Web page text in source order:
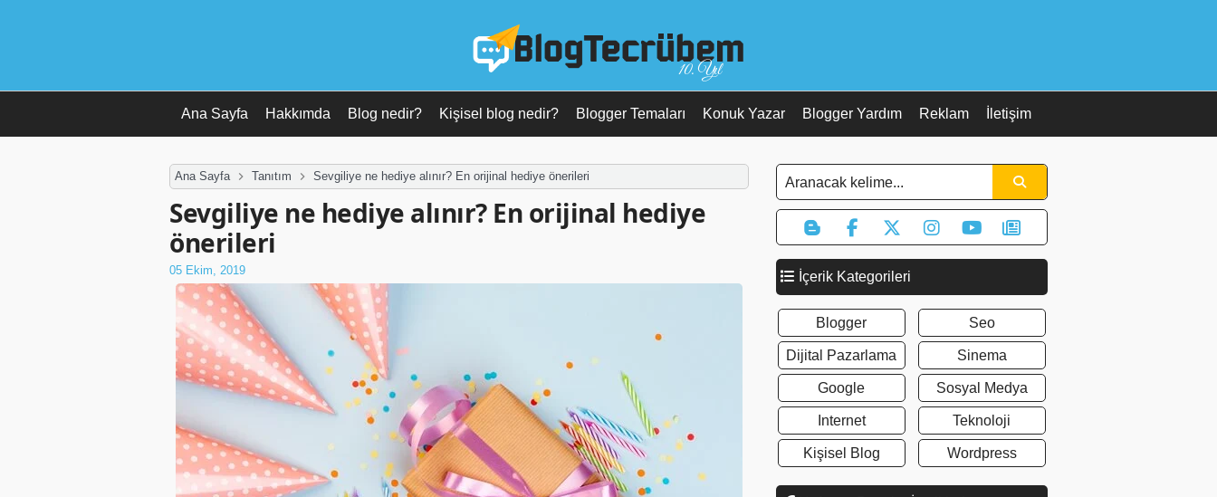
10. Yıl
Ana Sayfa Hakkımda Blog nedir? Kişisel blog nedir? Blogger Temaları Konuk Yazar Blogger Yardım Reklam İletişim
Ana Sayfa Tanıtım Sevgiliye ne hediye alınır? En orijinal hediye önerileri
Sevgiliye ne hediye alınır? En orijinal hediye
önerileri
05 Ekim, 2019 İçerik Kategorileri
Blogger
Dijital Pazarlama
Google
Internet
Kişisel Blog
Seo
Sinema
Sosyal Medya
Teknoloji
Wordpress